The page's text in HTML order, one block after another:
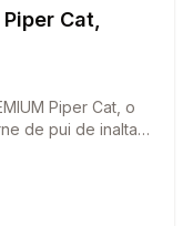
Hrana Umeda Pisici
Cat,
Piper Cat, o
de pui de inalta